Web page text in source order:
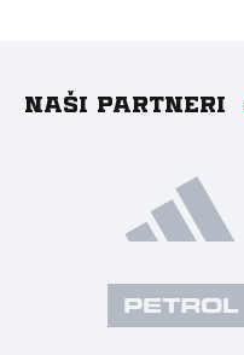
Naši partneri